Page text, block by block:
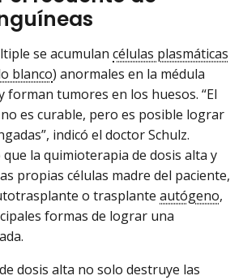
se acumulan células plasmáticas
blanco) anormales en la médula
forman tumores en los huesos. “El
es curable, pero es posible lograr
indicó el doctor Schulz.
que la quimioterapia de dosis alta y
propias células madre del paciente,
o trasplante autógeno,
formas de lograr una
dosis alta no solo destruye las